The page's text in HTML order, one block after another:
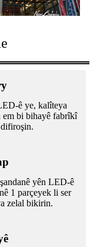
ê ye, kalîteya
em bi bihayê fabrîkî
yên LED-ê
1 parçeyek li ser
zelal bikirin.